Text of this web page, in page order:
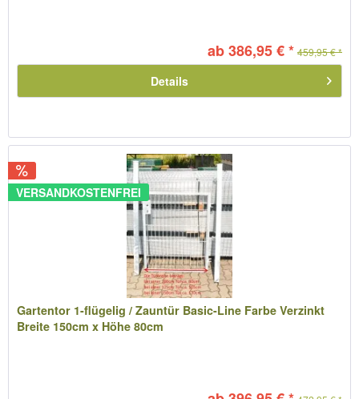
ab 386,95 € * 459,95 € *
Details
VERSANDKOSTENFREI
Gartentor 1-flügelig / Zauntür Basic-Line Farbe Verzinkt
Breite 150cm x Höhe 80cm